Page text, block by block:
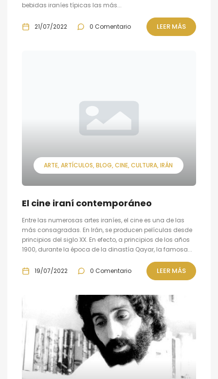
bebidas iraníes típicas las más...
21/07/2022 0 Comentario LEER MÁS
ARTE ARTÍCULOS BLOG CINE CULTURA IRÁN
El cine iraní contemporáneo
Entre las numerosas artes iraníes, el cine es una de las
más consagradas. En Irán, se producen películas desde
principios del siglo XX. En efecto, a principios de los años
1900, durante la época de la dinastía Qayar, la famosa...
19/07/2022 0 Comentario LEER MÁS